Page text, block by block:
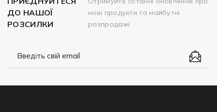
ДО НАШОЇ
РОЗСИЛКИ
нові продукти та майбутні
розпродажі